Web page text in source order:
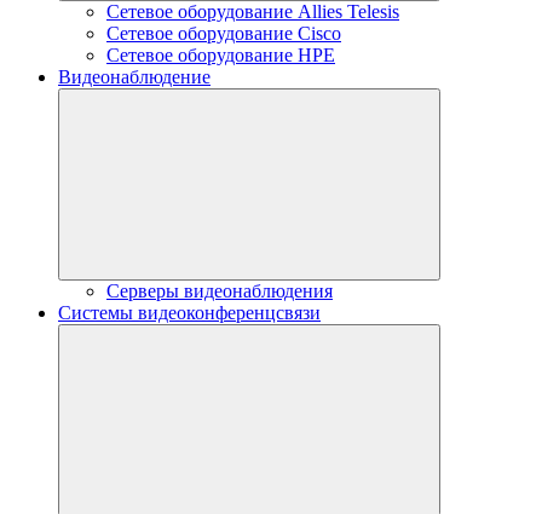
Сетевое оборудование Allies Telesis
Сетевое оборудование Cisco
Сетевое оборудование HPE
Видеонаблюдение
Серверы видеонаблюдения
Системы видеоконференцсвязи